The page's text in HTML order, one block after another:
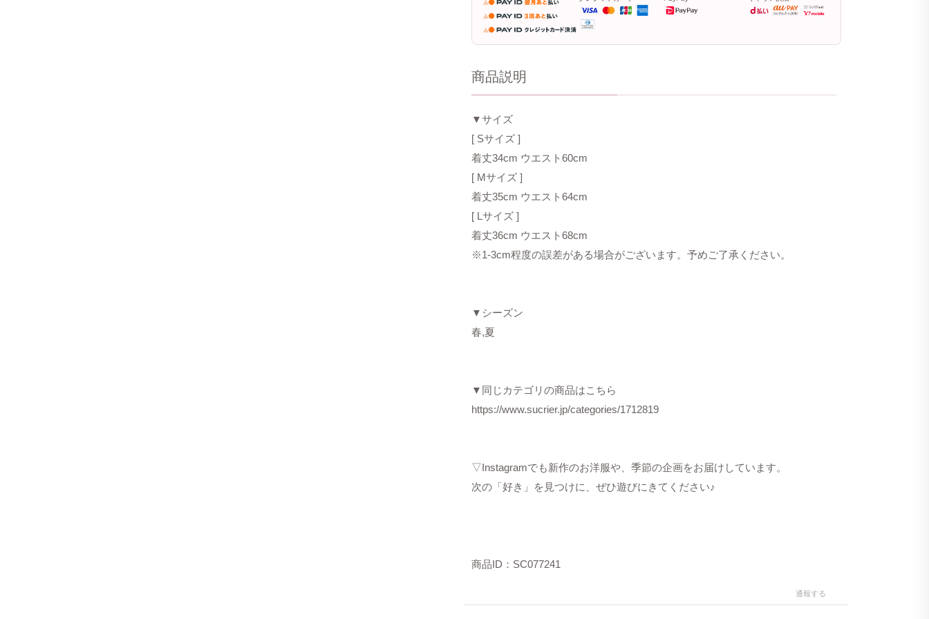
商品説明
▼サイズ
[ Sサイズ ]
着丈34cm ウエスト60cm
[ Mサイズ ]
着丈35cm ウエスト64cm
[ Lサイズ ]
着丈36cm ウエスト68cm
※1-3cm程度の誤差がある場合がございます。予めご了承ください。
▼シーズン
春,夏
▼同じカテゴリの商品はこちら
https://www.sucrier.jp/categories/1712819
▽Instagramでも新作のお洋服や、季節の企画をお届けしています。
次の「好き」を見つけに、ぜひ遊びにきてください♪
商品ID：SC077241
通報する